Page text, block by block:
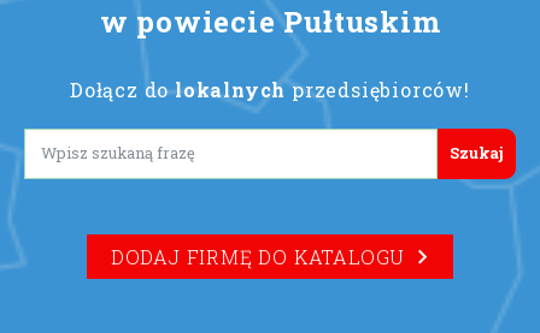
w powiecie Pułtuskim
Dołącz dolokalnych przedsiębiorców!
Lorem ipsum
DODAJ FIRMĘ DO KATALOGU